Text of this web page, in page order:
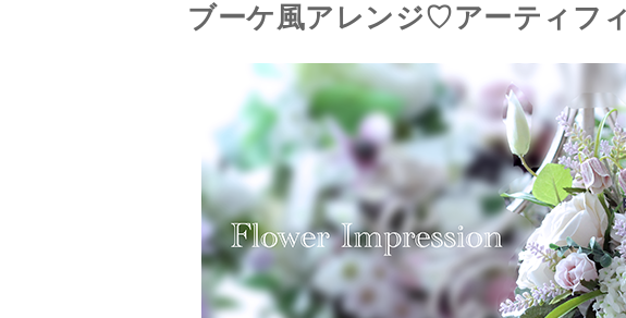
ブーケ風アレンジ♡アーティフ